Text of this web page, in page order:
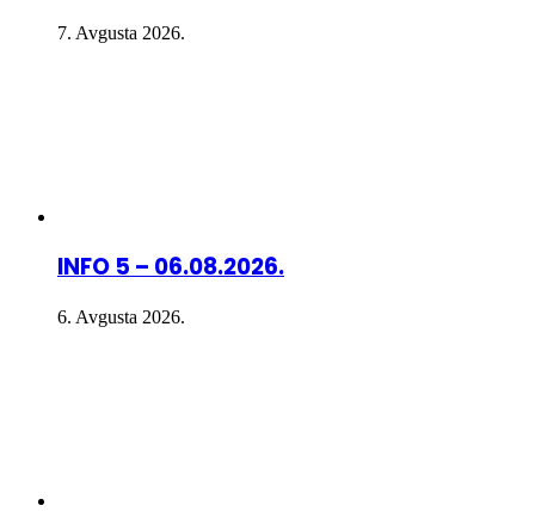
7. Avgusta 2026.
INFO 5 – 06.08.2026.
6. Avgusta 2026.